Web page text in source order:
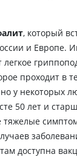
, который
и Европе.
проходит в
у некоторых
50 лет и
тяжелые
доступна